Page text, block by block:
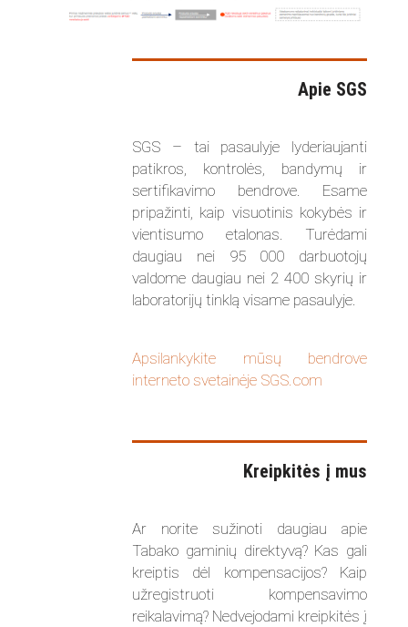
Apie SGS
SGS – tai pasaulyje lyderiaujanti
patikros, kontrolės, bandymų ir
sertifikavimo bendrove. Esame
pripažinti, kaip visuotinis kokybės ir
vientisumo etalonas. Turėdami
daugiau nei 95 000 darbuotojų
valdome daugiau nei 2 400 skyrių ir
laboratorijų tinklą visame pasaulyje.
Apsilankykite mūsų bendrove
interneto svetainėje SGS.com
Kreipkitės į mus
Ar norite sužinoti daugiau apie
Tabako gaminių direktyvą? Kas gali
kreiptis dėl kompensacijos? Kaip
užregistruoti kompensavimo
reikalavimą? Nedvejodami kreipkitės į